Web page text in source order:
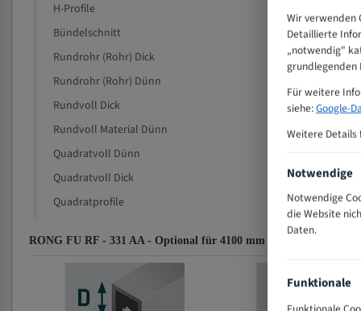
H-Profile
Bündelschnitt
Rundrohr (Rohr) Dick
Rundrohr (Rohr) Dünn
Rundvoll Dick
Rundvoll Material Dünn
Quadratvoll Dünn
Quadratvoll Dick
Quadratprofile
RONG FU RF - 331 AA - Optional für 4100 mm Bi-Metall
Wir verwenden
Detaillierte
„notwendig"
grundlegenden
Für weitere
siehe:Google-
Weitere Details
Notwendige
Notwendige
die Website
Daten.
Funktionale